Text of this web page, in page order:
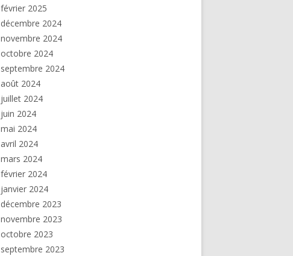
février 2025
décembre 2024
novembre 2024
octobre 2024
septembre 2024
août 2024
juillet 2024
juin 2024
mai 2024
avril 2024
mars 2024
février 2024
janvier 2024
décembre 2023
novembre 2023
octobre 2023
septembre 2023